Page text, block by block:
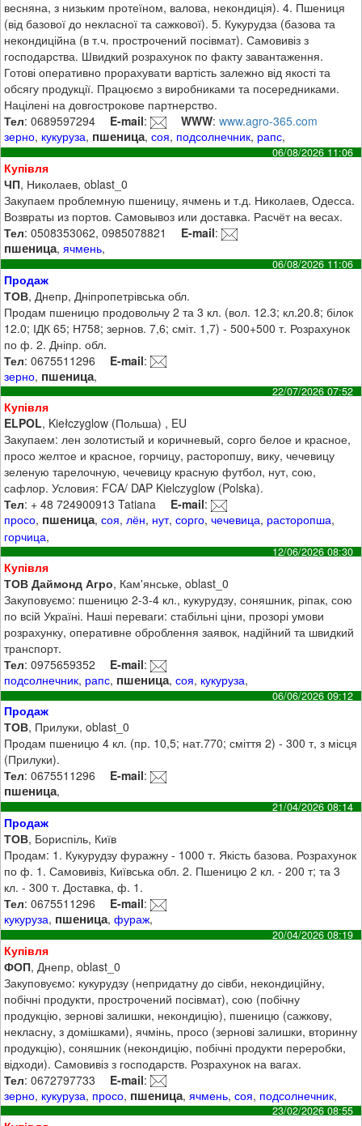
весняна, з низьким протеїном, валова, некондиція). 4. Пшениця
(від базової до некласної та сажкової). 5. Кукурудза (базова та
некондиційна (в т.ч. прострочений посівмат). Самовивіз з
господарства. Швидкий розрахунок по факту завантаження.
Готові оперативно прорахувати вартість залежно від якості та
обсягу продукції. Працюємо з виробниками та посередниками.
Націлені на довгострокове партнерство.
Тел: 0689597294 E-mail: WWW:www.agro-365.com
зерно, кукуруза, пшеница,соя, подсолнечник, рапс,
06/08/2026 11:06
Купівля
ЧП, Николаев, oblast_0
Закупаем проблемную пшеницу, ячмень и т.д. Николаев, Одесса.
Возвраты из портов. Самовывоз или доставка. Расчёт на весах.
Тел: 0508353062, 0985078821 E-mail:
пшеница,ячмень,
06/08/2026 11:06
Продаж
ТОВ, Днепр, Дніпропетрівська обл.
Продам пшеницю продовольчу 2 та 3 кл. (вол. 12.3; кл.20.8; білок
12.0; ІДК 65; Н758; зернов. 7,6; сміт. 1,7) - 500+500 т. Розрахунок
по ф. 2. Дніпр. обл.
Тел: 0675511296 E-mail:
зерно, пшеница,
22/07/2026 07:52
Купівля
ELPOL, Kiełczyglow (Польша) , EU
Закупаем: лен золотистый и коричневый, сорго белое и красное,
просо желтое и красное, горчицу, расторопшу, вику, чечевицу
зеленую тарелочную, чечевицу красную футбол, нут, сою,
сафлор. Условия: FCA/ DAP Kielczyglow (Polska).
Тел: + 48 724900913 Tatiana E-mail:
просо, пшеница,соя,лён, нут,сорго,чечевица, расторопша,
горчица,
12/06/2026 08:30
Купівля
ТОВ Даймонд Агро, Кам'янське, oblast_0
Закуповуємо: пшеницю 2-3-4 кл., кукурудзу, соняшник, ріпак, сою
по всій Україні. Наші переваги: стабільні ціни, прозорі умови
розрахунку, оперативне оброблення заявок, надійний та швидкий
транспорт.
Тел: 0975659352 E-mail:
подсолнечник, рапс, пшеница,соя, кукуруза,
06/06/2026 09:12
Продаж
ТОВ, Прилуки, oblast_0
Продам пшеницю 4 кл. (пр. 10,5; нат.770; сміття 2) - 300 т, з місця
(Прилуки).
Тел: 0675511296 E-mail:
пшеница,
21/04/2026 08:14
Продаж
ТОВ, Бориспіль, Київ
Продам: 1. Кукурудзу фуражну - 1000 т. Якість базова. Розрахунок
по ф. 1. Самовивіз, Київська обл. 2. Пшеницю 2 кл. - 200 т; та 3
кл. - 300 т. Доставка, ф. 1.
Тел: 0675511296 E-mail:
кукуруза, пшеница,фураж,
20/04/2026 08:19
Купівля
ФОП, Днепр, oblast_0
Закуповуємо: кукурудзу (непридатну до сівби, некондиційну,
побічні продукти, прострочений посівмат), сою (побічну
продукцію, зернові залишки, некондицію), пшеницю (сажкову,
некласну, з домішками), ячмінь, просо (зернові залишки, вторинну
продукцію), соняшник (некондицію, побічні продукти переробки,
відходи). Самовивіз з господарств. Розрахунок на вагах.
Тел: 0672797733 E-mail:
зерно, кукуруза, просо, пшеница,ячмень,соя, подсолнечник,
23/02/2026 08:55